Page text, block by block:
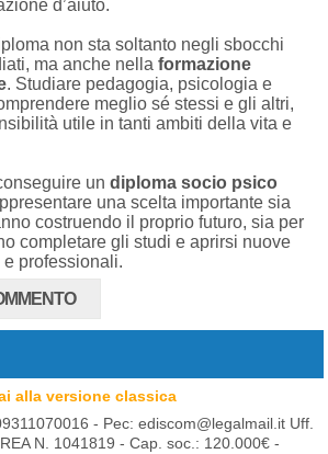
d’aiuto.
non sta soltanto negli sbocchi
ma anche nella formazione
. Studiare pedagogia, psicologia e
meglio sé stessi e gli altri,
utile in tanti ambiti della vita e
un diploma socio psico
una scelta importante sia
costruendo il proprio futuro, sia per
completare gli studi e aprirsi nuove
professionali.
alla versione classica
- Pec: ediscom@legalmail.itUff.
N. 1041819 - Cap. soc.: 120.000€ -